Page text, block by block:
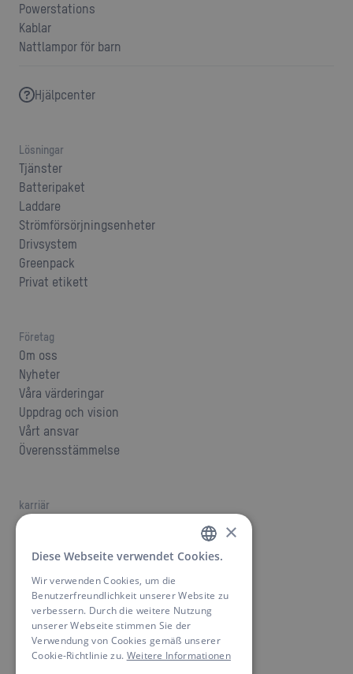
Powerstations
Kablar
Nattlampor för barn
Hjälpcenter
Lösningar
Tjänster
Batteripaket
Laddare
Strömförsörjningsenheter
Drivsystem
Greenpack
Privat etikett
Företag
Om oss
Nyheter
Våra värderingar
Uppdrag och vision
Vårt ansvar
Överensstämmelse
karriär
jobb
Kontakta oss
Hitta en kontaktperson
Nedladdningar
GERMAN
ENGLISH
×
Diese Webseite verwendet Cookies.
Wir verwenden Cookies, um die
Benutzerfreundlichkeit unserer Website zu
verbessern. Durch die weitere Nutzung
unserer Webseite stimmen Sie der
Verwendung von Cookies gemäß unserer
Cookie-Richtlinie zu. Weitere Informationen